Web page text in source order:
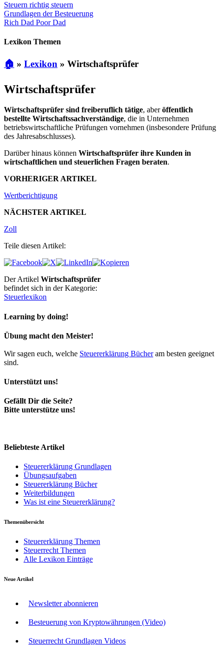
Steuern richtig steuern
Grundlagen der Besteuerung
Rich Dad Poor Dad
Lexikon Themen
🏠 » Lexikon » Wirtschaftsprüfer
Wirtschaftsprüfer
Wirtschaftsprüfer sind freiberuflich tätige, aberöffentlich
bestellte Wirtschaftssachverständige, die in Unternehmen
betriebswirtschaftliche Prüfungen vornehmen (insbesondere Prüfung
des Jahresabschlusses).
Darüber hinaus können Wirtschaftsprüfer ihre Kunden in
wirtschaftlichen und steuerlichen Fragen beraten.
VORHERIGER ARTIKEL
Wertberichtigung
NÄCHSTER ARTIKEL
Zoll
Teile diesen Artikel:
Der Artikel Wirtschaftsprüfer
befindet sich in der Kategorie:
Steuerlexikon
Learning by doing!
Übung macht den Meister!
Wir sagen euch, welche Steuererklärung Bücheram besten geeignet
sind.
Unterstützt uns!
Gefällt Dir die Seite?
Bitte unterstütze uns!
Beliebteste Artikel
Steuererklärung Grundlagen
Übungsaufgaben
Steuererklärung Bücher
Weiterbildungen
Was ist eine Steuererklärung?
Themenübersicht
Steuererklärung Themen
Steuerrecht Themen
Alle Lexikon Einträge
Neue Artikel
Newsletter abonnieren
Besteuerung von Kryptowährungen (Video)
Steuerrecht Grundlagen Videos